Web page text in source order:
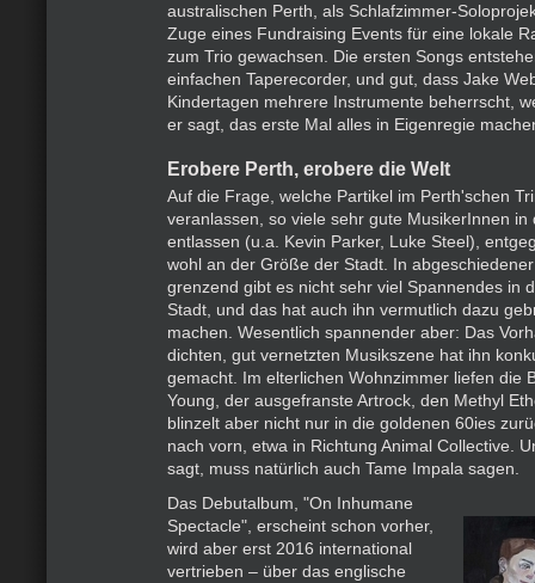
australischen Perth, als Schlafzimmer-
Zuge eines Fundraising Events für eine lokale
zum Trio gewachsen. Die ersten Songs
einfachen Taperecorder, und gut, dass Jake
Kindertagen mehrere Instrumente beherrscht,
er sagt, das erste Mal alles in Eigenregie
Erobere Perth, erobere die Welt
Auf die Frage, welche Partikel im Perth'schen
veranlassen, so viele sehr gute MusikerInnen in
entlassen (u.a. Kevin Parker, Luke Steel),
wohl an der Größe der Stadt. In
grenzend gibt es nicht sehr viel Spannendes in
Stadt, und das hat auch ihn vermutlich dazu
machen. Wesentlich spannender aber: Das
dichten, gut vernetzten Musikszene hat ihn
gemacht. Im elterlichen Wohnzimmer liefen die
Young, der ausgefranste Artrock, den Methyl
blinzelt aber nicht nur in die goldenen 60ies
nach vorn, etwa in Richtung Animal Collective.
sagt, muss natürlich auch Tame Impala sagen.
Das Debutalbum, "On Inhumane
Spectacle", erscheint schon vorher,
wird aber erst 2016 international
vertrieben – über das englische